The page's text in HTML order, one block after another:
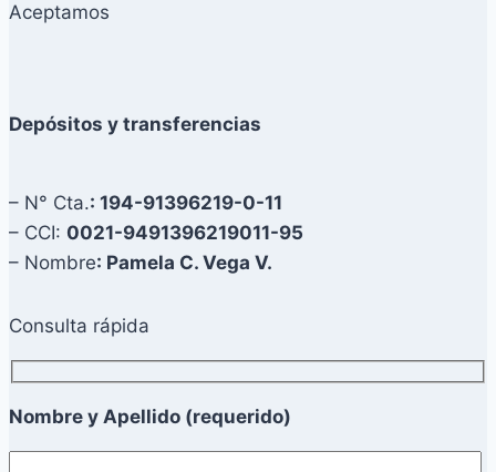
Aceptamos
Depósitos y transferencias
– N° Cta.: 194-91396219-0-11
– CCI: 0021-9491396219011-95
– Nombre: Pamela C. Vega V.
Consulta rápida
Nombre y Apellido (requerido)